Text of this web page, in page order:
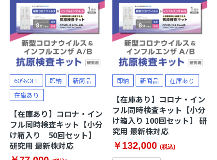
60％OFF 即納
新商品
在庫あり
【在庫あり】コロナ・イン
フル同時検査キット【小分
け箱入り 50回セット】
研究用 最新株対応
即納 新商品 在庫あり
【在庫あり】コロナ・イン
フル同時検査キット【小分
け箱入り 100回セット】 研
究用 最新株対応
￥132,000 (税込)